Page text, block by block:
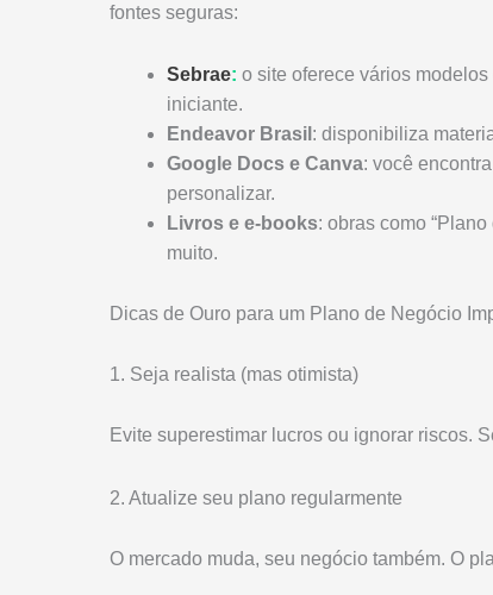
fontes seguras:
Sebrae: o site oferece vários
iniciante.
Endeavor Brasil : disponibiliza
Google Docs e Canva: você
personalizar.
Livros e e-books: obras como
muito.
Dicas de Ouro para um Plano de Negócio
1. Seja realista (mas otimista)
Evite superestimar lucros ou ignorar riscos.
2. Atualize seu plano regularmente
O mercado muda, seu negócio também. O